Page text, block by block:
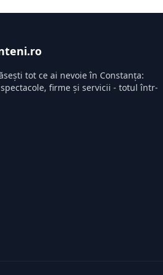
tot ce ai nevoie în Constanța:
firme și servicii - totul într-